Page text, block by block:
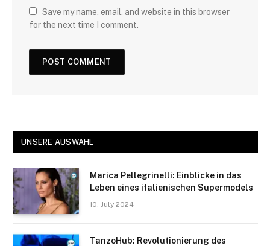
Save my name, email, and website in this browser
for the next time I comment.
UNSERE AUSWAHL
Marica Pellegrinelli: Einblicke in das
Leben eines italienischen Supermodels
10. July 2024
TanzoHub: Revolutionierung des